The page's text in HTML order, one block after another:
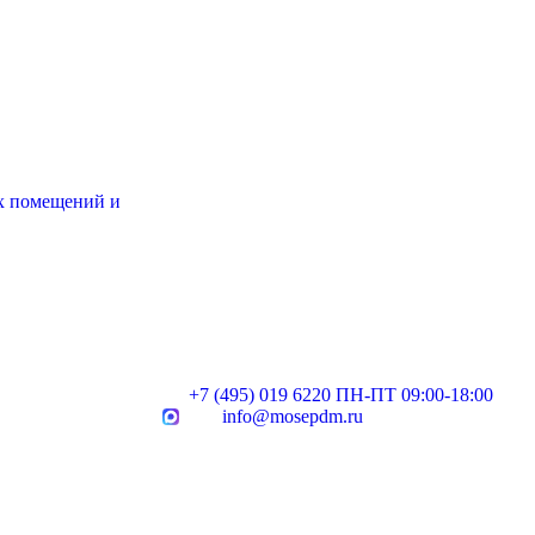
помещений и
+7 (495) 019 6220 ПН-ПТ 09:00-18:00
info@mosepdm.ru